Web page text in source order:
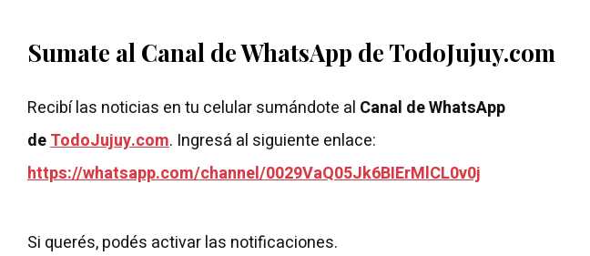
Sumate al Canal de WhatsApp de TodoJujuy.com
Recibí las noticias en tu celular sumándote al Canal de WhatsApp
deTodoJujuy.com. Ingresá al siguiente enlace:
https://whatsapp.com/channel/0029VaQ05Jk6BIErMlCL0v0j
Si querés, podés activar las notificaciones.